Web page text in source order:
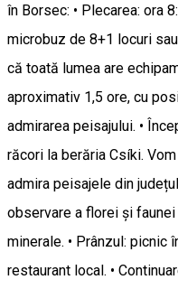
în Borsec: • Plecarea: ora
microbuz de 8+1 locuri
că toată lumea are
aproximativ 1,5 ore, cu
admirarea peisajului. •
răcori la berăria Csíki.
admira peisajele din
observare a florei și
minerale. • Prânzul: picnic
restaurant local. •